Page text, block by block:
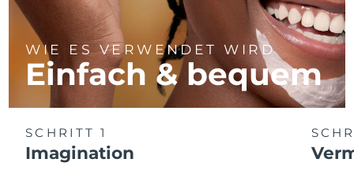
WIE ES VERWENDET WIRD
Einfach & bequem
SCHRITT 1
Imagination